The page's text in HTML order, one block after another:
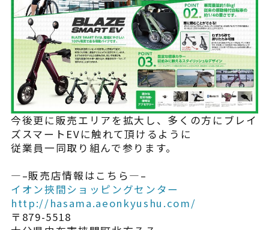
詳細を見る
近くの店舗を見る
購入する
今後更に販売エリアを拡大し、多くの方にブレイ
ズスマートEVに触れて頂けるように
従業員一同取り組んで参ります。
—–販売店情報はこちら—–
イオン挾間ショッピングセンター
http://hasama.aeonkyushu.com/
〒879-5518